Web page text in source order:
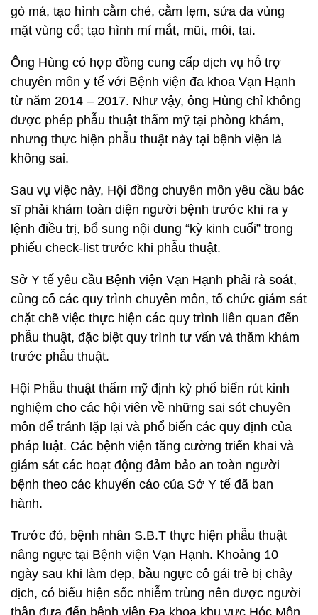
gò má, tạo hình cằm chẻ, cằm lẹm, sửa da vùng
mặt vùng cổ; tạo hình mí mắt, mũi, môi, tai.
Ông Hùng có hợp đồng cung cấp dịch vụ hỗ trợ
chuyên môn y tế với Bệnh viện đa khoa Vạn Hạnh
từ năm 2014 – 2017. Như vậy, ông Hùng chỉ không
được phép phẫu thuật thẩm mỹ tại phòng khám,
nhưng thực hiện phẫu thuật này tại bệnh viện là
không sai.
Sau vụ việc này, Hội đồng chuyên môn yêu cầu bác
sĩ phải khám toàn diện người bệnh trước khi ra y
lệnh điều trị, bổ sung nội dung “kỳ kinh cuối” trong
phiếu check-list trước khi phẫu thuật.
Sở Y tế yêu cầu Bệnh viện Vạn Hạnh phải rà soát,
củng cố các quy trình chuyên môn, tổ chức giám sát
chặt chẽ việc thực hiện các quy trình liên quan đến
phẫu thuật, đặc biệt quy trình tư vấn và thăm khám
trước phẫu thuật.
Hội Phẫu thuật thẩm mỹ định kỳ phổ biến rút kinh
nghiệm cho các hội viên về những sai sót chuyên
môn để tránh lặp lại và phổ biến các quy định của
pháp luật. Các bệnh viện tăng cường triển khai và
giám sát các hoạt động đảm bảo an toàn người
bệnh theo các khuyến cáo của Sở Y tế đã ban
hành.
Trước đó, bệnh nhân S.B.T thực hiện phẫu thuật
nâng ngực tại Bệnh viện Vạn Hạnh. Khoảng 10
ngày sau khi làm đẹp, bầu ngực cô gái trẻ bị chảy
dịch, có biểu hiện sốc nhiễm trùng nên được người
thân đưa đến bệnh viện Đa khoa khu vực Hóc Môn